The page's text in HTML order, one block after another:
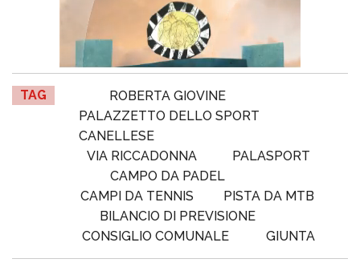
TAG
ROBERTA GIOVINE
PALAZZETTO DELLO SPORT
CANELLESE
VIA RICCADONNA
PALASPORT
CAMPO DA PADEL
CAMPI DA TENNIS
PISTA DA MTB
BILANCIO DI PREVISIONE
CONSIGLIO COMUNALE
GIUNTA